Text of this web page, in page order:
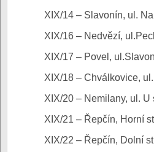
XIX/14 – Slavonín, ul.
XIX/16 – Nedvězí,
XIX/17 – Povel,
XIX/18 – Chválkovice,
XIX/20 – Nemilany, ul.
XIX/21 – Řepčín, Horní
XIX/22 – Řepčín, Dolní